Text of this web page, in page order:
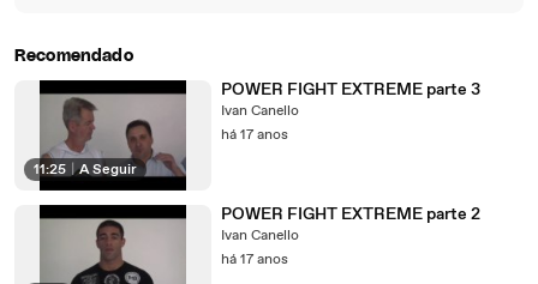
Recomendado
11:25 | A Seguir
POWER FIGHT EXTREME parte 3
Ivan Canello
há 17 anos
POWER FIGHT EXTREME parte 2
Ivan Canello
há 17 anos